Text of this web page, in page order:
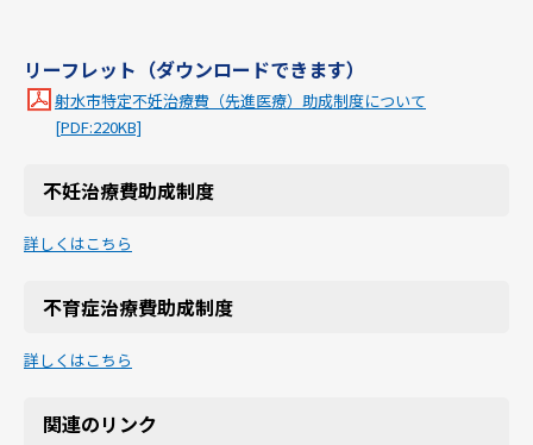
リーフレット（ダウンロードできます）
射水市特定不妊治療費（先進医療）助成制度について
[PDF:220KB]
不妊治療費助成制度
詳しくはこちら
不育症治療費助成制度
詳しくはこちら
関連のリンク